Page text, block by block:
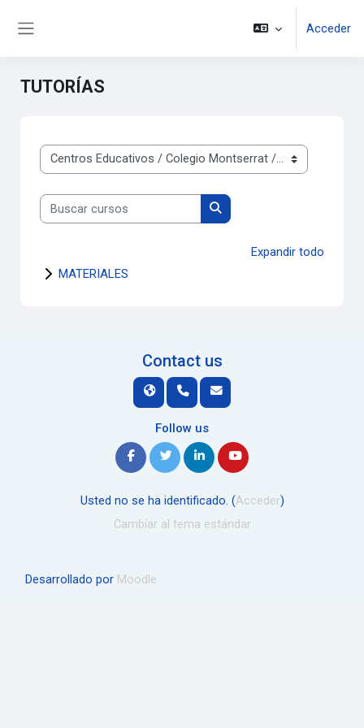
Acceder
TUTORÍAS
Categorías
Buscar cursos
Buscar cursos
Expandir todo
MATERIALES
Contact us
Follow us
Usted no se ha identificado. (Acceder)
Cambiar al tema estándar
Desarrollado por Moodle